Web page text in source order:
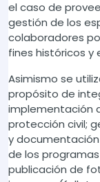
el caso de
gestión de los
colaboradores
fines históricos y
Asimismo se
propósito de
implementación
protección civil;
y
de los
publicación de